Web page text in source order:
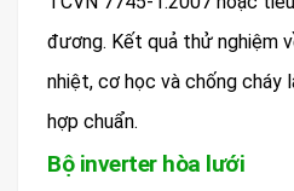
đương. Kết quả thử nghiệm
nhiệt, cơ học và chống cháy
hợp chuẩn.
Bộ inverter hòa lưới